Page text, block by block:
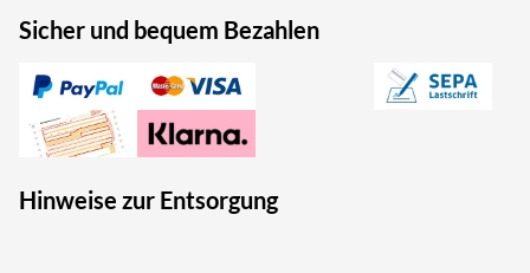
Sicher und bequem Bezahlen
Hinweise zur Entsorgung